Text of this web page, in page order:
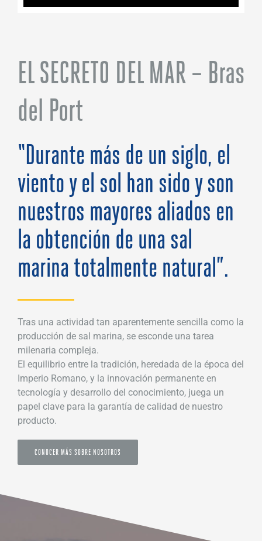
EL SECRETO DEL MAR – Bras
del Port
“Durante más de un siglo, el
viento y el sol han sido y son
nuestros mayores aliados en
la obtención de una sal
marina totalmente natural”.
Tras una actividad tan aparentemente sencilla como la
producción de sal marina, se esconde una tarea
milenaria compleja.
El equilibrio entre la tradición, heredada de la época del
Imperio Romano, y la innovación permanente en
tecnología y desarrollo del conocimiento, juega un
papel clave para la garantía de calidad de nuestro
producto.
CONOCER MÁS SOBRE NOSOTROS